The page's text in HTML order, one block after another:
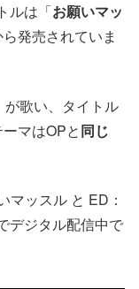
ルは「お願いマッ
発売されていま
歌い、タイトル
マはOPと同じ
マッスル と ED：
デジタル配信中で